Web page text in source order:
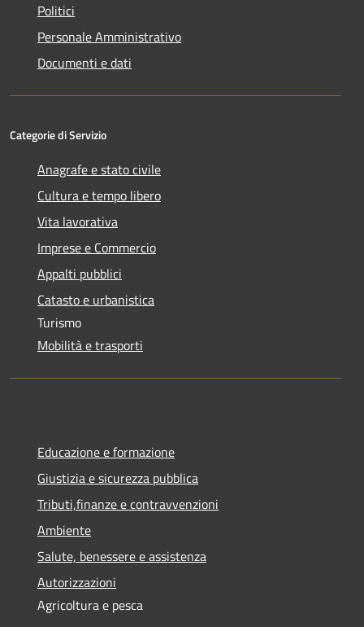
Politici
Personale Amministrativo
Documenti e dati
Categorie di Servizio
Anagrafe e stato civile
Cultura e tempo libero
Vita lavorativa
Imprese e Commercio
Appalti pubblici
Catasto e urbanistica
Turismo
Mobilità e trasporti
Educazione e formazione
Giustizia e sicurezza pubblica
Tributi,finanze e contravvenzioni
Ambiente
Salute, benessere e assistenza
Autorizzazioni
Agricoltura e pesca